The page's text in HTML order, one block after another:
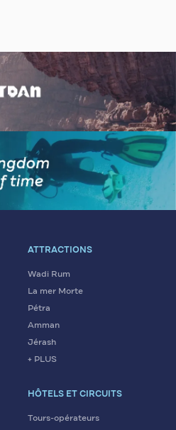
ATTRACTIONS
Wadi Rum
La mer Morte
Pétra
Amman
Jérash
+ PLUS
HÔTELS ET CIRCUITS
Tours-opérateurs